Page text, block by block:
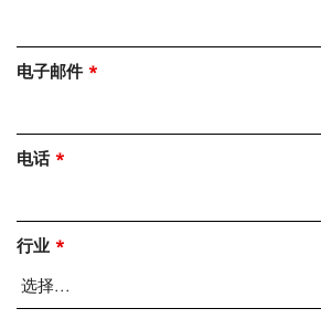
电子邮件 *
电话 *
行业 *